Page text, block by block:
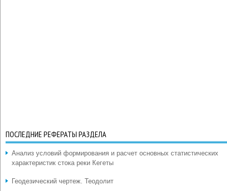
ПОСЛЕДНИЕ РЕФЕРАТЫ РАЗДЕЛА
Анализ условий формирования и расчет основных статистических
характеристик стока реки Кегеты
Геодезический чертеж. Теодолит